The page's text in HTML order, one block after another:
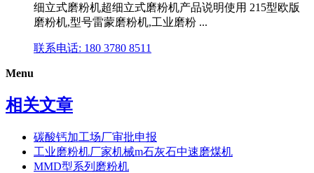
细立式磨粉机超细立式磨粉机产品说明使用 215型欧版
磨粉机,型号雷蒙磨粉机,工业磨粉 ...
联系电话: 180 3780 8511
Menu
相关文章
碳酸钙加工场厂审批申报
工业磨粉机厂家机械m石灰石中速磨煤机
MMD型系列磨粉机